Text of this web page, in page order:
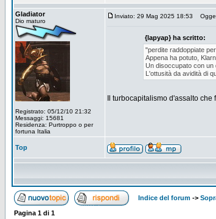
Gladiator
Dio maturo
Registrato: 05/12/10 21:32
Messaggi: 15681
Residenza: Purtroppo o per
fortuna Italia
Inviato: 29 Mag 2025 18:53
{lapyap} ha scritto:
"perdite raddoppiate
Appena ha potuto,
Un disoccupato con un
L'ottusità da avidità di
Il turbocapitalismo d'assalto
Top
Indice del forum ->
Pagina 1 di 1